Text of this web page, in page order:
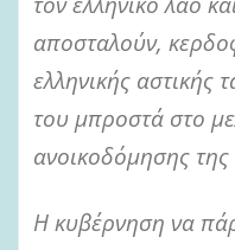
αποσταλούν,
ελληνικής αστικής
του μπροστά στο
ανοικοδόμησης της
Η κυβέρνηση να